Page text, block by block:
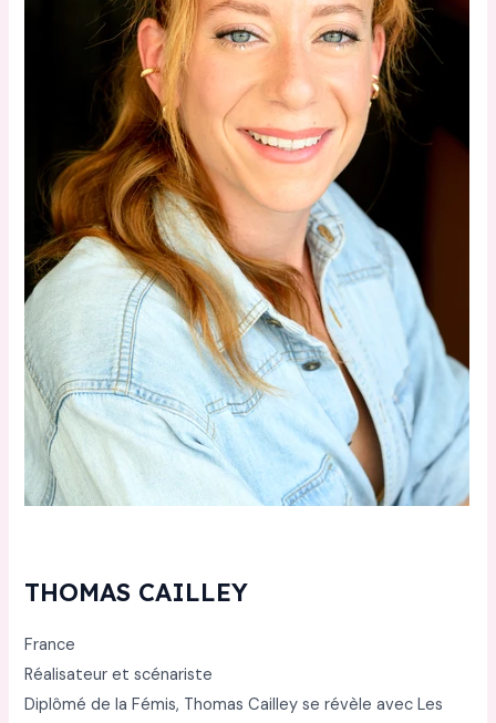
THOMAS CAILLEY
France
Réalisateur et scénariste
Diplômé de la Fémis, Thomas Cailley se révèle avec Les